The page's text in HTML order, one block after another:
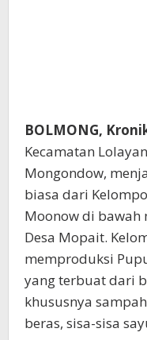
BOLMONG,
Kecamatan
Mongondow,
biasa dari
Moonow di bawah
Desa Mopait.
memproduksi
yang terbuat dari
khususnya
beras, sisa-sisa